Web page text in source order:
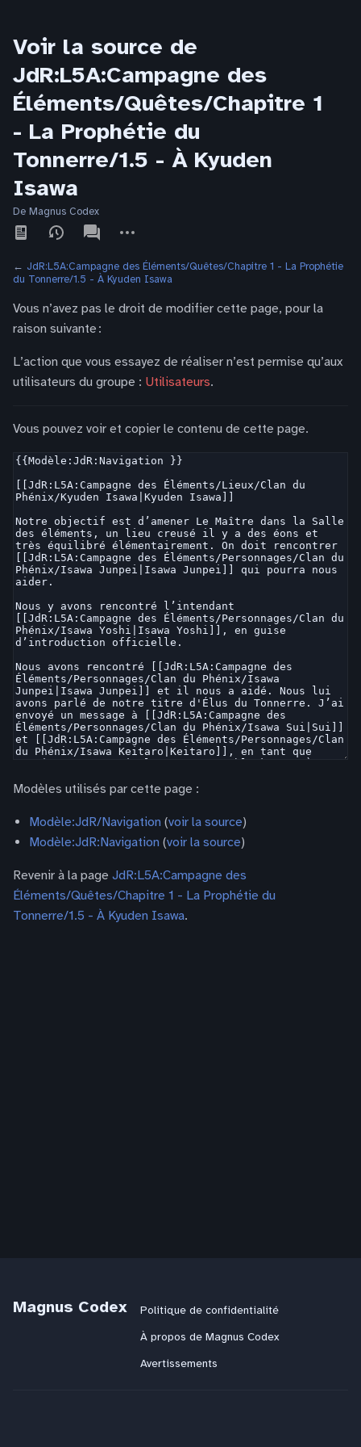
Voir la source de
JdR:L5A:Campagne des
Éléments/Quêtes/Chapitre 1
- La Prophétie du
Tonnerre/1.5 - À Kyuden
Isawa
De Magnus Codex
Affichages
associated-
pages
actions
← JdR:L5A:Campagne des Éléments/Quêtes/Chapitre 1 - La Prophétie
du Tonnerre/1.5 - À Kyuden Isawa
Vous n’avez pas le droit de modifier cette page, pour la
raison suivante :
L’action que vous essayez de réaliser n’est permise qu’aux
utilisateurs du groupe : Utilisateurs.
Vous pouvez voir et copier le contenu de cette page.
Modèles utilisés par cette page :
Modèle:JdR/Navigation (voir la source)
Modèle:JdR:Navigation (voir la source)
Revenir à la page JdR:L5A:Campagne des
Éléments/Quêtes/Chapitre 1 - La Prophétie du
Tonnerre/1.5 - À Kyuden Isawa.
Magnus Codex
Politique de confidentialité
À propos de Magnus Codex
Avertissements